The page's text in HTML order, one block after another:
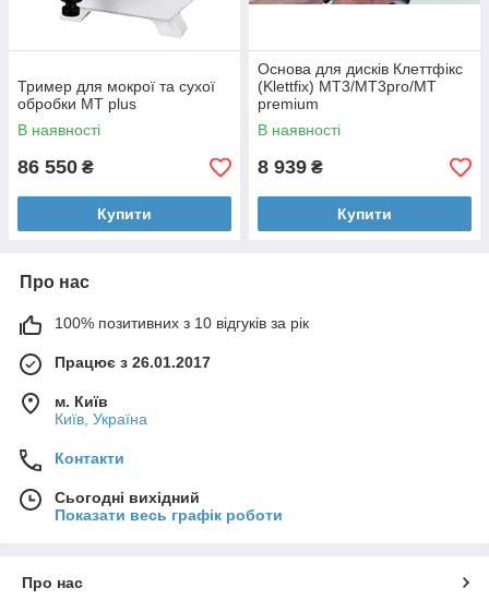
Тример для мокрої та сухої
обробки MT plus
В наявності
86 550 ₴
Купити
Основа для дисків Клеттфікс
(Klettfix) MT3/MT3pro/MT
premium
В наявності
8 939 ₴
Купити
Про нас
100% позитивних з 10 відгуків за рік
Працює з 26.01.2017
м. Київ
Київ, Україна
Контакти
Сьогодні вихідний
Показати весь графік роботи
Про нас